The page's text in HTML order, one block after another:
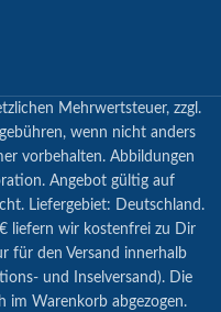
Mehrwertsteuer, zzgl.
wenn nicht anders
vorbehalten. Abbildungen
Angebot gültig auf
Liefergebiet: Deutschland.
liefern wir kostenfrei zu Dir
für den Versand innerhalb
und Inselversand). Die
im Warenkorb abgezogen.